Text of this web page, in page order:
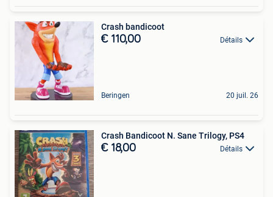
Crash bandicoot
€ 110,00 Détails
Beringen 20 juil. 26
Crash Bandicoot N. Sane Trilogy, PS4
€ 18,00 Détails